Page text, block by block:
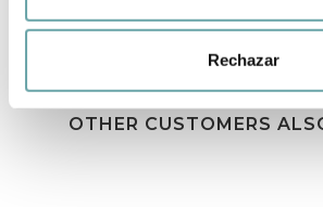
Rechazar
OTHER CUSTOMERS